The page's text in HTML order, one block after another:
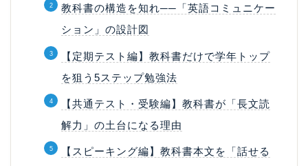
教科書の構造を知れ──「英語コミュニケー
ション」の設計図
【定期テスト編】教科書だけで学年トップ
を狙う5ステップ勉強法
【共通テスト・受験編】教科書が「長文読
解力」の土台になる理由
【スピーキング編】教科書本文を「話せる